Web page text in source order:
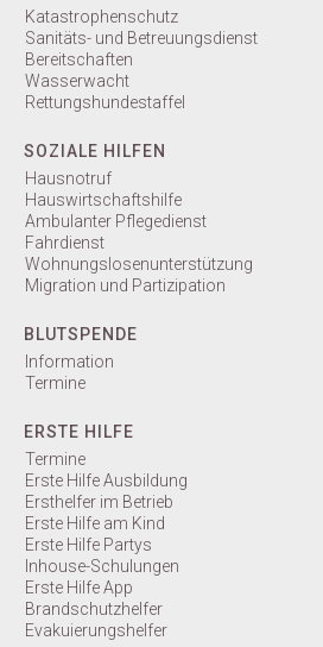
Katastrophenschutz
Sanitäts- und Betreuungsdienst
Bereitschaften
Wasserwacht
Rettungshundestaffel
SOZIALE HILFEN
Hausnotruf
Hauswirtschaftshilfe
Ambulanter Pflegedienst
Fahrdienst
Wohnungslosenunterstützung
Migration und Partizipation
BLUTSPENDE
Information
Termine
ERSTE HILFE
Termine
Erste Hilfe Ausbildung
Ersthelfer im Betrieb
Erste Hilfe am Kind
Erste Hilfe Partys
Inhouse-Schulungen
Erste Hilfe App
Brandschutzhelfer
Evakuierungshelfer